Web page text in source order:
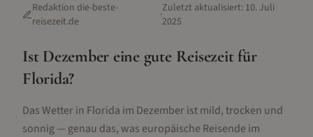
Redaktion die-beste-
reisezeit.de
·Zuletzt aktualisiert: 10. Juli
2025
Ist Dezember eine gute Reisezeit für
Florida?
Das Wetter in Florida im Dezember ist mild, trocken und
sonnig — genau das, was europäische Reisende im